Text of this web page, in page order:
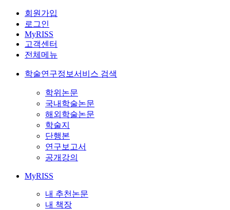
회원가입
로그인
MyRISS
고객센터
전체메뉴
학술연구정보서비스 검색
학위논문
국내학술논문
해외학술논문
학술지
단행본
연구보고서
공개강의
MyRISS
내 추천논문
내 책장